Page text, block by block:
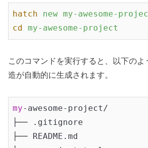
hatch
new my-awesome-
cd my-awesome-project
このコマンドを実行すると、以下の
造が自動的に生成されます。
my-awesome-project/
├── .gitignore
├── README.md